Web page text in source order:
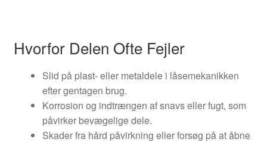
Hvorfor Delen Ofte Fejler
Slid på plast- eller metaldele i låsemekanikken
efter gentagen brug.
Korrosion og indtrængen af snavs eller fugt, som
påvirker bevægelige dele.
Skader fra hård påvirkning eller forsøg på at åbne